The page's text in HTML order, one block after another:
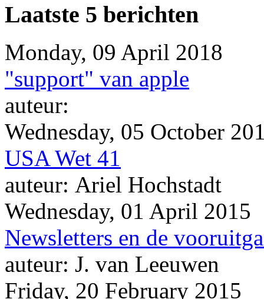
Laatste 5 berichten
Monday, 09 April 2018
"support" van apple
auteur:
Wednesday, 05 October
USA Wet 41
auteur: Ariel Hochstadt
Wednesday, 01 April 2015
Newsletters en de
auteur: J. van Leeuwen
Friday, 20 February 2015